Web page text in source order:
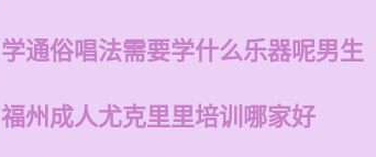
学通俗唱法需要学什么乐器呢男生
福州成人尤克里里培训哪家好